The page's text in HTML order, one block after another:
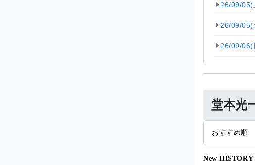
26/09/05(
26/09/05(
26/09/06(
堂本光
おすすめ順
New